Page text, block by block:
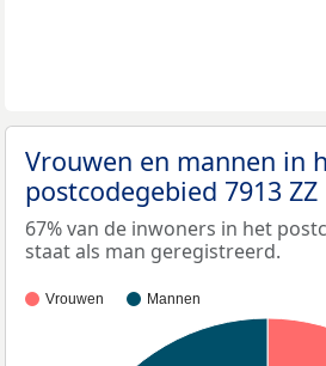
Vrouwen en mannen in
postcodegebied 7913 ZZ
67% van de inwoners in het
staat als man geregistreerd.
Vrouwen Mannen